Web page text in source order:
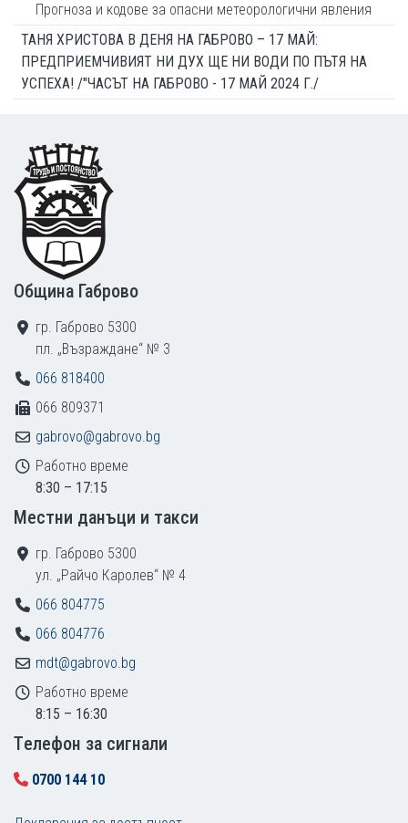
Прогноза и кодове за опасни метеорологични явления
ТАНЯ ХРИСТОВА В ДЕНЯ НА ГАБРОВО – 17 МАЙ:
ПРЕДПРИЕМЧИВИЯТ НИ ДУХ ЩЕ НИ ВОДИ ПО ПЪТЯ НА
УСПЕХА! /"ЧАСЪТ НА ГАБРОВО - 17 МАЙ 2024 Г./
Footer
Община Габрово
гр. Габрово 5300
пл. „Възраждане“ № 3
066 818400
066 809371
gabrovo@gabrovo.bg
Работно време
8:30 – 17:15
Местни данъци и такси
гр. Габрово 5300
ул. „Райчо Каролев“ № 4
066 804775
066 804776
mdt@gabrovo.bg
Работно време
8:15 – 16:30
Tелефон за сигнали
0700 144 10